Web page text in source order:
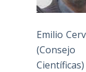
Emilio
(Consejo